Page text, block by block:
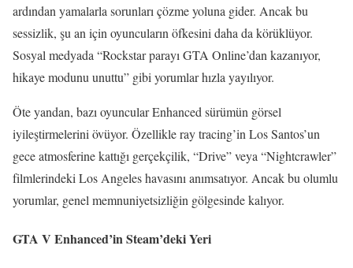
ardından yamalarla sorunları çözme yoluna gider. Ancak bu
sessizlik, şu an için oyuncuların öfkesini daha da körüklüyor.
Sosyal medyada “Rockstar parayı GTA Online’dan kazanıyor,
hikaye modunu unuttu” gibi yorumlar hızla yayılıyor.
Öte yandan, bazı oyuncular Enhanced sürümün görsel
iyileştirmelerini övüyor. Özellikle ray tracing’in Los Santos’un
gece atmosferine kattığı gerçekçilik, “Drive” veya “Nightcrawler”
filmlerindeki Los Angeles havasını anımsatıyor. Ancak bu olumlu
yorumlar, genel memnuniyetsizliğin gölgesinde kalıyor.
GTA V Enhanced’in Steam’deki Yeri